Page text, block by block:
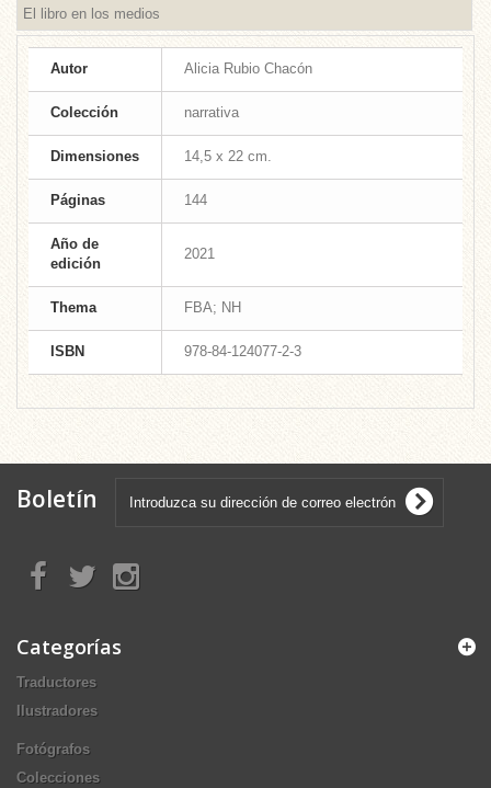
El libro en los medios
Autor Alicia Rubio Chacón
Colección narrativa
Dimensiones 14,5 x 22 cm.
Páginas 144
Año de
edición
2021
Thema FBA; NH
ISBN 978-84-124077-2-3
Boletín
Categorías
Traductores
Ilustradores
Fotógrafos
Colecciones